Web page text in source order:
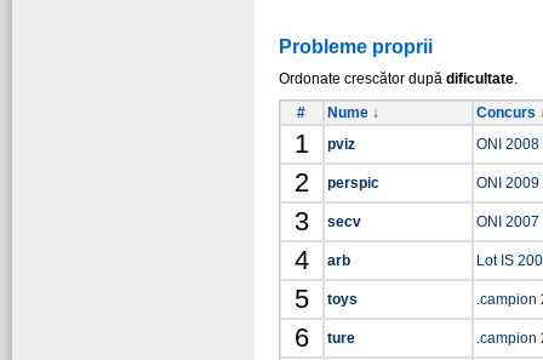
Probleme proprii
Ordonate crescător după dificultate.
#
Nume ↓ Concurs
1 pviz ONI 2008
2 perspic ONI 2009
3 secv ONI 2007
4 arb Lot IS
5 toys .campion
6 ture .campion